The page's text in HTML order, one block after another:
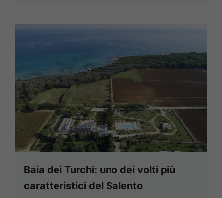
Baia dei Turchi: uno dei volti più
caratteristici del Salento